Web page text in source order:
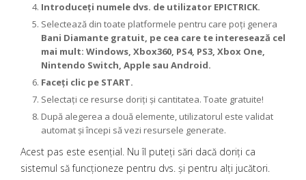
Introduceți numele dvs. de utilizator EPICTRICK.
Selectează din toate platformele pentru care poți genera
Bani Diamante gratuit, pe cea care te interesează cel
mai mult: Windows, Xbox360, PS4, PS3, Xbox One,
Nintendo Switch, Apple sau Android.
Faceți clic pe START.
Selectați ce resurse doriți și cantitatea. Toate gratuite!
După alegerea a două elemente, utilizatorul este validat
automat și începi să vezi resursele generate.
Acest pas este esențial. Nu îl puteți sări dacă doriți ca
sistemul să funcționeze pentru dvs. și pentru alți jucători.